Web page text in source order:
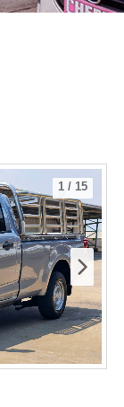
1 / 15